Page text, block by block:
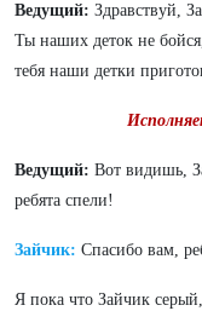
Ведущий: Здравствуй,
Ты наших деток не
тебя наши детки
Ведущий: Вот видишь,
ребята спели!
Зайчик: Спасибо вам,
Я пока что Зайчик серый,